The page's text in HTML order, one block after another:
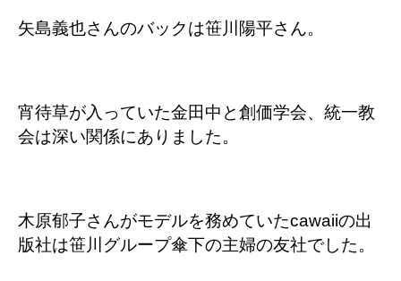
矢島義也さんのバックは笹川陽平さん。
宵待草が入っていた金田中と創価学会、統一教
会は深い関係にありました。
木原郁子さんがモデルを務めていたcawaiiの出
版社は笹川グループ傘下の主婦の友社でした。